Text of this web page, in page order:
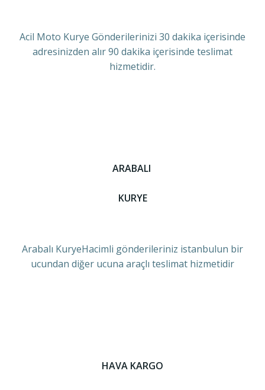
Acil Moto Kurye Gönderilerinizi 30 dakika içerisinde
adresinizden alır 90 dakika içerisinde teslimat
hizmetidir.
ARABALI
KURYE
Arabalı KuryeHacimli gönderileriniz istanbulun bir
ucundan diğer ucuna araçlı teslimat hizmetidir
HAVA KARGO